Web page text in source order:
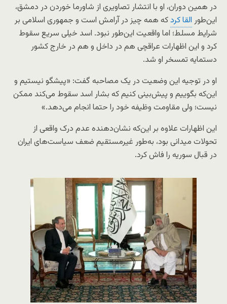
در همین دوران، او با انتشار تصاویری از شاورما خوردن در دمشق،
این‌طور القا کردکه همه چیز در آرامش است و جمهوری اسلامی بر
شرایط مسلط؛ اما واقعیت این‌طور نبود. اسد خیلی سریع سقوط
کرد و این اظهارات عراقچی هم در داخل و هم در خارج کشور
دستمایه تمسخر او شد.
او در توجیه این وضعیت در یک مصاحبه گفت: «پیشگو نیستیم و
این‌که بگوییم و پیش‌بینی کنیم که بشار اسد سقوط می‌کند ممکن
نیست؛ ولی مقاومت وظیفه خود را حتما انجام می‌دهد.»
این اظهارات علاوه بر این‌که نشان‌دهنده عدم درک واقعی از
تحولات میدانی بود، به‌طور غیرمستقیم ضعف سیاست‌های ایران
در قبال سوریه را فاش کرد.